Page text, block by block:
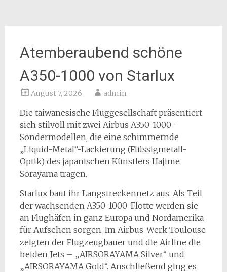
Atemberaubend schöne
A350-1000 von Starlux
August 7, 2026 admin
Die taiwanesische Fluggesellschaft präsentiert
sich stilvoll mit zwei Airbus A350-1000-
Sondermodellen, die eine schimmernde
„Liquid-Metal“-Lackierung (Flüssigmetall-
Optik) des japanischen Künstlers Hajime
Sorayama tragen.
Starlux baut ihr Langstreckennetz aus. Als Teil
der wachsenden A350-1000-Flotte werden sie
an Flughäfen in ganz Europa und Nordamerika
für Aufsehen sorgen. Im Airbus-Werk Toulouse
zeigten der Flugzeugbauer und die Airline die
beiden Jets – „AIRSORAYAMA Silver“ und
„AIRSORAYAMA Gold“. Anschließend ging es